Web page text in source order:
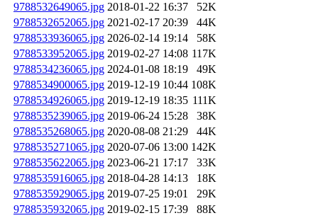
9788532649065.jpg 2018-01-22 16:37
52K
9788532652065.jpg 2021-02-17 20:39
44K
9788533936065.jpg 2026-02-14 19:14
58K
9788533952065.jpg 2019-02-27 14:08 117K
9788534236065.jpg 2024-01-08 18:19
49K
9788534900065.jpg 2019-12-19 10:44 108K
9788534926065.jpg 2019-12-19 18:35 111K
9788535239065.jpg 2019-06-24 15:28
38K
9788535268065.jpg 2020-08-08 21:29
44K
9788535271065.jpg 2020-07-06 13:00 142K
9788535622065.jpg 2023-06-21 17:17
33K
9788535916065.jpg 2018-04-28 14:13
18K
9788535929065.jpg 2019-07-25 19:01
29K
9788535932065.jpg 2019-02-15 17:39
88K